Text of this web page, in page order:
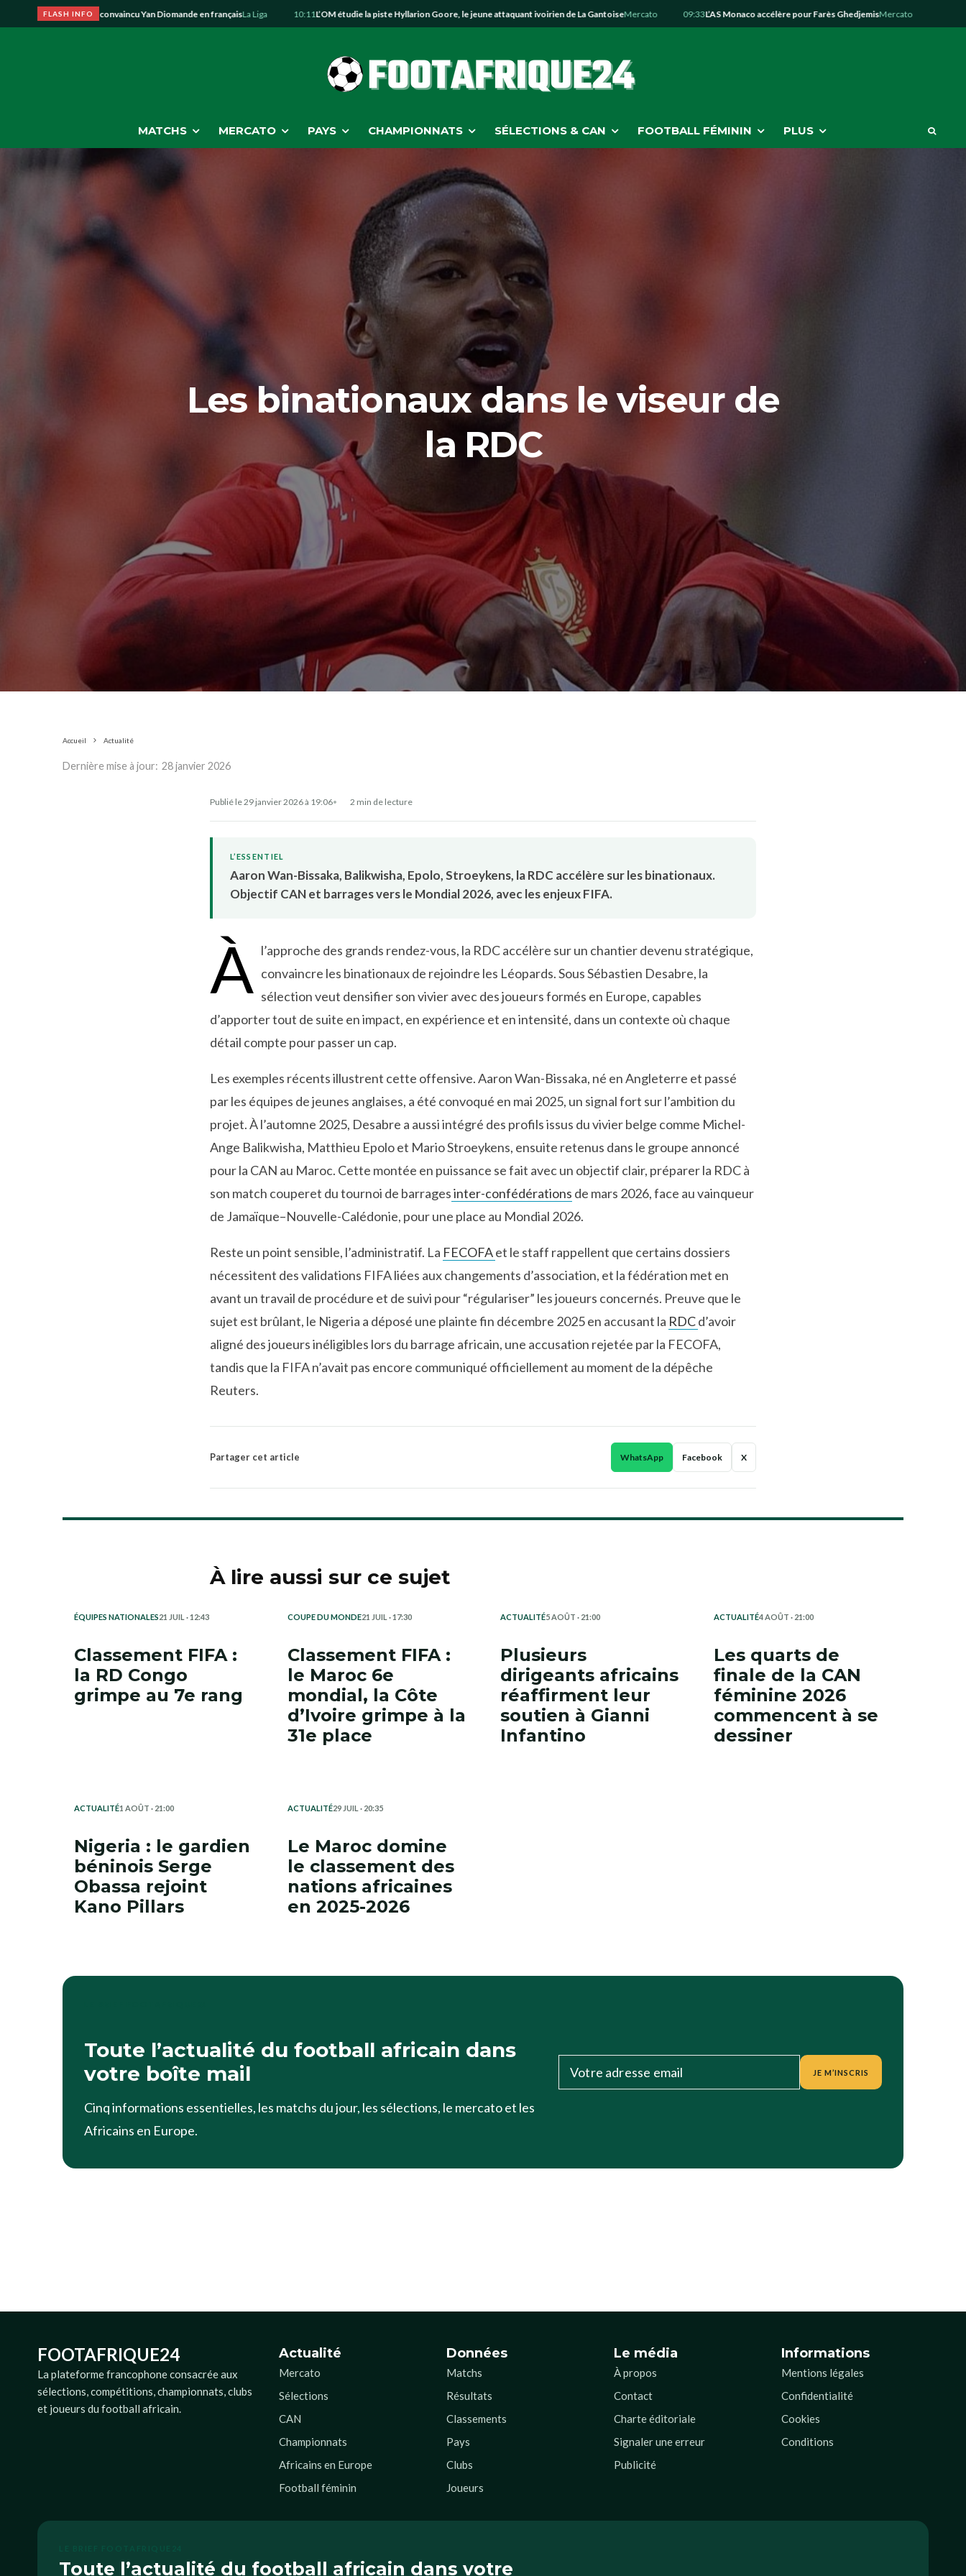
FLASH INFO
Mourinho a convaincu Yan Diomande en françaisLa Liga 10:11 L’OM étudie la piste Hyllarion Goore, le jeune attaquant ivoirien de La GantoiseMercato 09:33 L’AS Monaco accélère pour Farès GhedjemisMercato 07:14
MATCHS MERCATO PAYS CHAMPIONNATS SÉLECTIONS & CAN FOOTBALL FÉMININ PLUS
Les binationaux dans le viseur de
la RDC
Accueil Actualité
Dernière mise à jour: 28 janvier 2026
Publié le 29 janvier 2026 à 19:06 2 min de lecture
L’ESSENTIEL
Aaron Wan-Bissaka, Balikwisha, Epolo, Stroeykens, la RDC accélère sur les binationaux.
Objectif CAN et barrages vers le Mondial 2026, avec les enjeux FIFA.
À l’approche des grands rendez-vous, la RDC accélère sur un chantier devenu stratégique,
convaincre les binationaux de rejoindre les Léopards. Sous Sébastien Desabre, la
sélection veut densifier son vivier avec des joueurs formés en Europe, capables
d’apporter tout de suite en impact, en expérience et en intensité, dans un contexte où chaque
détail compte pour passer un cap.
Les exemples récents illustrent cette offensive. Aaron Wan-Bissaka, né en Angleterre et passé
par les équipes de jeunes anglaises, a été convoqué en mai 2025, un signal fort sur l’ambition du
projet. À l’automne 2025, Desabre a aussi intégré des profils issus du vivier belge comme Michel-
Ange Balikwisha, Matthieu Epolo et Mario Stroeykens, ensuite retenus dans le groupe annoncé
pour la CAN au Maroc. Cette montée en puissance se fait avec un objectif clair, préparer la RDC à
son match couperet du tournoi de barragesinter-confédérations de mars 2026, face au vainqueur
de Jamaïque–Nouvelle-Calédonie, pour une place au Mondial 2026.
Reste un point sensible, l’administratif. La FECOFAet le staff rappellent que certains dossiers
nécessitent des validations FIFA liées aux changements d’association, et la fédération met en
avant un travail de procédure et de suivi pour “régulariser” les joueurs concernés. Preuve que le
sujet est brûlant, le Nigeria a déposé une plainte fin décembre 2025 en accusant la RDCd’avoir
aligné des joueurs inéligibles lors du barrage africain, une accusation rejetée par la FECOFA,
tandis que la FIFA n’avait pas encore communiqué officiellement au moment de la dépêche
Reuters.
Partager cet article WhatsApp Facebook X
À lire aussi sur ce sujet
ÉQUIPES NATIONALES21 JUIL · 12:43
Classement FIFA :
la RD Congo
grimpe au 7e rang
COUPE DU MONDE21 JUIL · 17:30
Classement FIFA :
le Maroc 6e
mondial, la Côte
d’Ivoire grimpe à la
31e place
ACTUALITÉ5 AOÛT · 21:00
Plusieurs
dirigeants africains
réaffirment leur
soutien à Gianni
Infantino
ACTUALITÉ4 AOÛT · 21:00
Les quarts de
finale de la CAN
féminine 2026
commencent à se
dessiner
ACTUALITÉ1 AOÛT · 21:00
Nigeria : le gardien
béninois Serge
Obassa rejoint
Kano Pillars
ACTUALITÉ29 JUIL · 20:35
Le Maroc domine
le classement des
nations africaines
en 2025-2026
Toute l’actualité du football africain dans
votre boîte mail
Cinq informations essentielles, les matchs du jour, les sélections, le mercato et les
Africains en Europe.
JE M’INSCRIS
FOOTAFRIQUE24
La plateforme francophone consacrée aux
sélections, compétitions, championnats, clubs
et joueurs du football africain.
Actualité
Mercato
Sélections
CAN
Championnats
Africains en Europe
Football féminin
Données
Matchs
Résultats
Classements
Pays
Clubs
Joueurs
Le média
À propos
Contact
Charte éditoriale
Signaler une erreur
Publicité
Informations
Mentions légales
Confidentialité
Cookies
Conditions
Toute l’actualité du football africain dans votre